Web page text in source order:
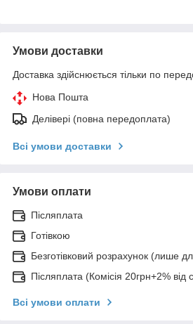
Умови доставки
Доставка здійснюється тільки по
Нова Пошта
Делівері (повна передоплата)
Всі умови доставки
Умови оплати
Післяплата
Готівкою
Безготівковий розрахунок (лише
Післяплата (Комісія 20грн+2%
Всі умови оплати